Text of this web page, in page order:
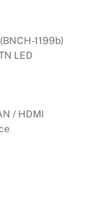
1199b)
LED
/ HDMI